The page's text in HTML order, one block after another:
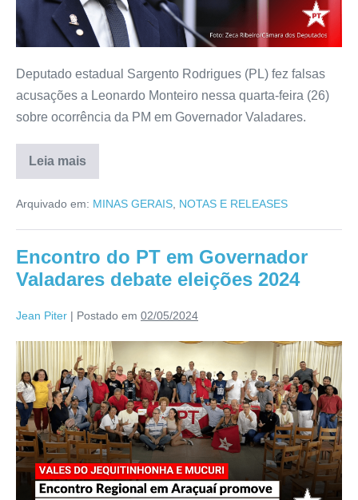
Deputado estadual Sargento Rodrigues (PL) fez falsas
acusações a Leonardo Monteiro nessa quarta-feira (26)
sobre ocorrência da PM em Governador Valadares.
Leia mais
Arquivado em: MINAS GERAIS NOTAS E RELEASES
Encontro do PT em Governador
Valadares debate eleições 2024
Jean Piter | Postado em 02/05/2024